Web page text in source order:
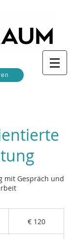
mit Gespräch und
€ 120